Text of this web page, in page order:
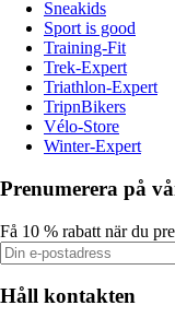
Sneakids
Sport is good
Training-Fit
Trek-Expert
Triathlon-Expert
TripnBikers
Vélo-Store
Winter-Expert
Prenumerera på
Få 10 % rabatt när du
Håll kontakten